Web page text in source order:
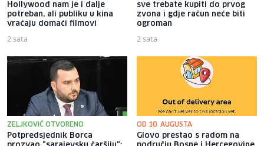
Hollywood nam je i dalje
potreban, ali publiku u kina
vraćaju domaći filmovi
2 sata
sve trebate kupiti do prvog
zvona i gdje račun neće biti
ogroman
2 sata
ZELJKOVIĆ OTVORENO
Potpredsjednik Borca
OD 10. AUGUSTA
Glovo prestao s radom na